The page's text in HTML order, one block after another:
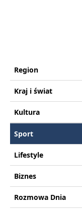
Region
Kraj i świat
Kultura
Sport
Lifestyle
Biznes
Rozmowa Dnia